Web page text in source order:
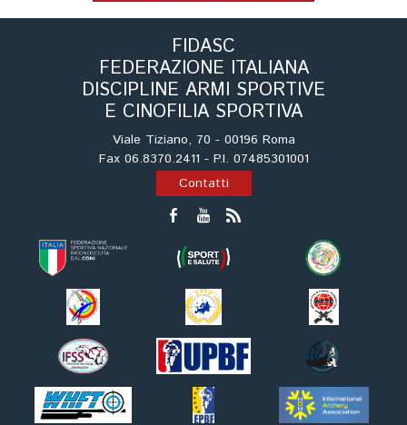
FIDASC
FEDERAZIONE ITALIANA
DISCIPLINE ARMI SPORTIVE
E CINOFILIA SPORTIVA
Viale Tiziano, 70 - 00196 Roma
Fax 06.8370.2411 - P.I. 07485301001
Contatti